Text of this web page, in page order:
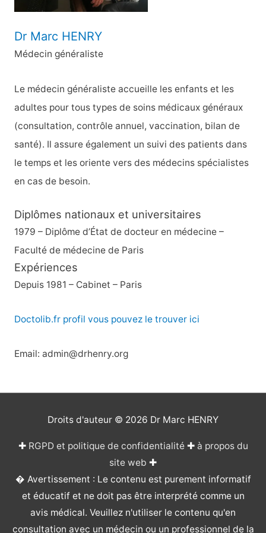
Dr Marc HENRY
Médecin généraliste
Le médecin généraliste accueille les enfants et les
adultes pour tous types de soins médicaux généraux
(consultation, contrôle annuel, vaccination, bilan de
santé). Il assure également un suivi des patients dans
le temps et les oriente vers des médecins spécialistes
en cas de besoin.
Diplômes nationaux et universitaires
1979 – Diplôme d’État de docteur en médecine –
Faculté de médecine de Paris
Expériences
Depuis 1981 – Cabinet – Paris
Doctolib.fr profil vous pouvez le trouver ici
Email: admin@drhenry.org
Droits d'auteur © 2026 Dr Marc HENRY
✚ RGPD et politique de confidentialité✚ à propos du
site web ✚
� Avertissement : Le contenu est purement informatif
et éducatif et ne doit pas être interprété comme un
avis médical. Veuillez n'utiliser le contenu qu'en
consultation avec un médecin ou un professionnel de la